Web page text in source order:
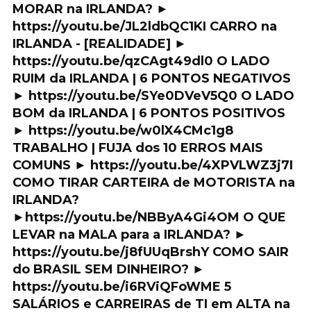
MORAR na IRLANDA? ►
https://youtu.be/JL2ldbQC1KI CARRO na
IRLANDA - [REALIDADE] ►
https://youtu.be/qzCAgt49dl0 O LADO
RUIM da IRLANDA | 6 PONTOS NEGATIVOS
► https://youtu.be/SYe0DVeV5Q0 O LADO
BOM da IRLANDA | 6 PONTOS POSITIVOS
► https://youtu.be/w0lX4CMc1g8
TRABALHO | FUJA dos 10 ERROS MAIS
COMUNS ► https://youtu.be/4XPVLWZ3j7I
COMO TIRAR CARTEIRA de MOTORISTA na
IRLANDA?
►https://youtu.be/NBByA4Gi4OM O QUE
LEVAR na MALA para a IRLANDA? ►
https://youtu.be/j8fUUqBrshY COMO SAIR
do BRASIL SEM DINHEIRO? ►
https://youtu.be/i6RViQFoWME 5
SALÁRIOS e CARREIRAS de TI em ALTA na